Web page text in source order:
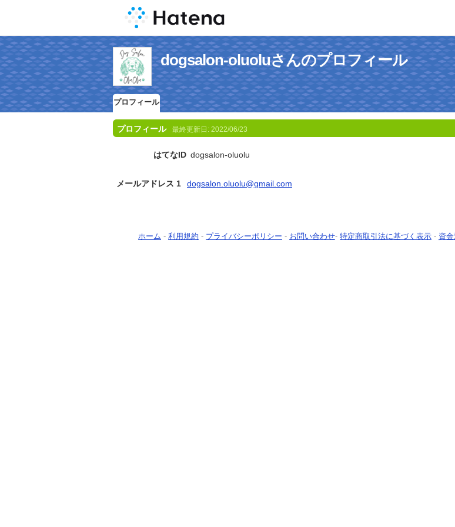
dogsalon-oluoluさんのプロフィール
プロフィール
プロフィール 最終更新日: 2022/06/23
はてなID dogsalon-oluolu
メールアドレス 1 dogsalon.oluolu@gmail.com
ホーム - 利用規約 - プライバシーポリシー - お問い合わせ- 特定商取引法に基づく表示 - 資